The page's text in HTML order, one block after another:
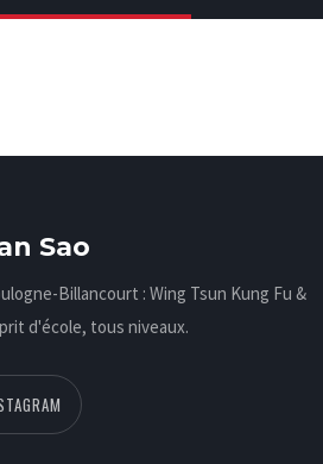
Sao
Billancourt : Wing Tsun Kung Fu &
d'école, tous niveaux.